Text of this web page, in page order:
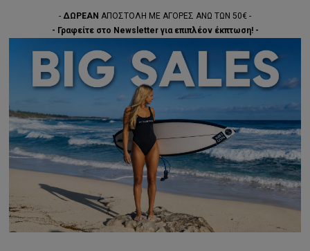
- ΔΩΡΕΑΝ ΑΠΟΣΤΟΛΗ ΜΕ ΑΓΟΡΕΣ ΑΝΩ ΤΩΝ 50€ -
- Γραφείτε στο Newsletter για επιπλέον έκπτωση! -